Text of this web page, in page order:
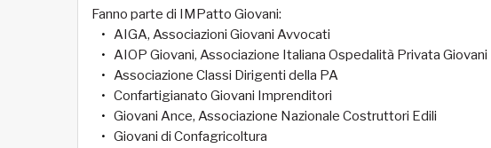
Fanno parte di IMPatto Giovani:
AIGA, Associazioni Giovani Avvocati
AIOP Giovani, Associazione Italiana Ospedalità Privata Giovani
Associazione Classi Dirigenti della PA
Confartigianato Giovani Imprenditori
Giovani Ance, Associazione Nazionale Costruttori Edili
Giovani di Confagricoltura